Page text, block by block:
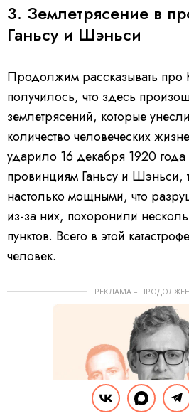
3. Землетрясение в
Ганьсу и Шэньси
Продолжим рассказывать про
получилось, что здесь
землетрясений, которые
количество человеческих
ударило 16 декабря 1920 года
провинциям Ганьсу и Шэньси,
настолько мощными, что
из-за них, похоронили
пунктов. Всего в этой
человек.
РЕКЛАМА –